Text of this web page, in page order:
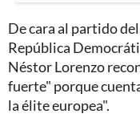
De cara al partido
República
Néstor Lorenzo
fuerte" porque
la élite europea".